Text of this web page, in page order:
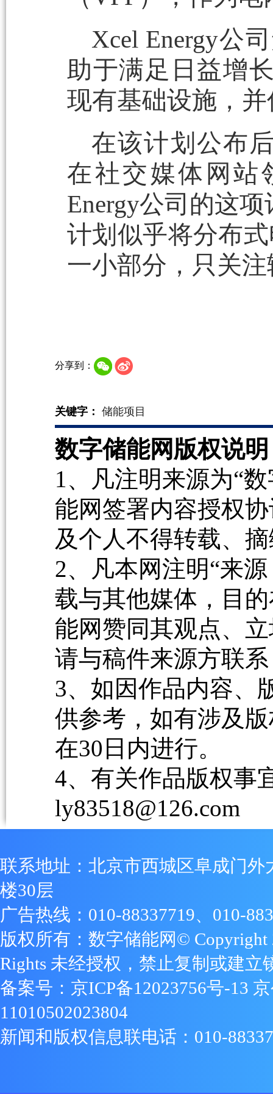
Xcel Energy公
助于满足日益增
现有基础设施，
在该计划公布
在社交媒体网站
Energy公司的这
计划似乎将分布
一小部分，只关
分享到：
关键字： 储能项目
数字储能网版权说
1、凡注明来源为“
能网签署内容授权
及个人不得转载、
2、凡本网注明“来
载与其他媒体，目
能网赞同其观点、
请与稿件来源方联
3、如因作品内容、
供参考，如有涉及
在30日内进行。
4、有关作品版权事
ly83518@126.com
联系地址：北京市西城区阜成门外
楼30层
广告热线：010-88337719、010-
版权所有：数字储能网© Copyright
Rights 未经授权，禁止复制或建立
备案号： 京ICP备12023756号-13
11010502023804
新闻和版权信息联电话：010-